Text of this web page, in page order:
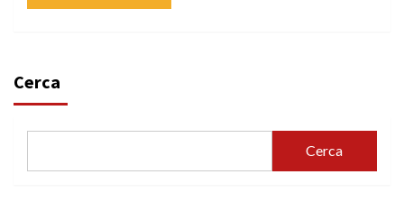
Cerca
Cerca